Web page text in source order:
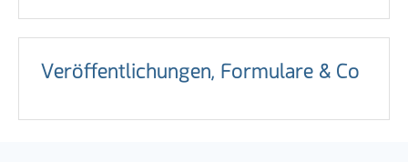
Veröffentlichungen, Formulare & Co